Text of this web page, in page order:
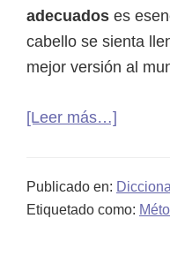
adecuados es
cabello se sienta
mejor versión al
[Leer más…]
de
Publicado en:
Etiquetado como: